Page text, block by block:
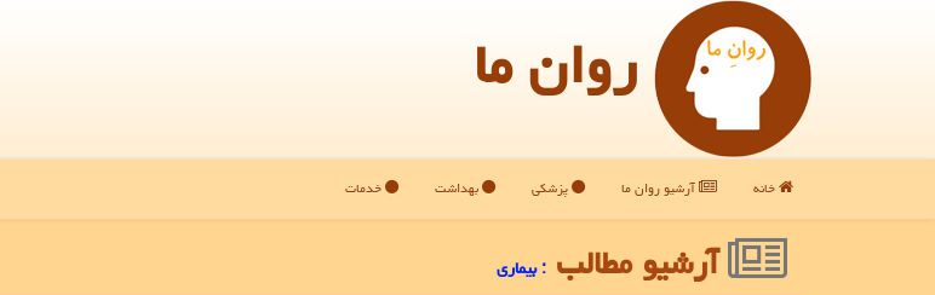
روان ما
خانه آرشیو روان ما پزشکی بهداشت خدمات
آرشیو مطالب : بیماری